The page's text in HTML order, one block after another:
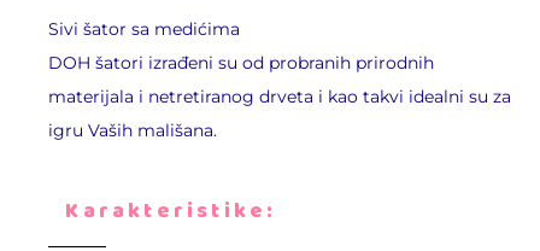
Sivi šator sa medićima
DOH šatori izrađeni su od probranih prirodnih
materijala i netretiranog drveta i kao takvi idealni su za
igru Vaših mališana.
Karakteristike: